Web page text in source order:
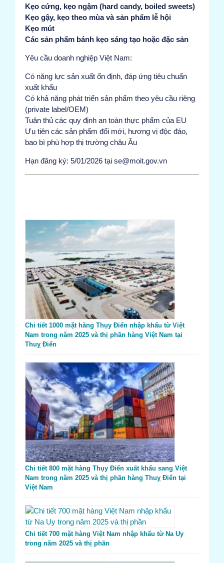
Kẹo cứng, kẹo ngậm (hard candy, boiled sweets)
Kẹo gậy, kẹo theo mùa và sản phẩm lễ hội
Kẹo mút
Các sản phẩm bánh kẹo sáng tạo hoặc đặc sản
Yêu cầu doanh nghiệp Việt Nam:
Có năng lực sản xuất ổn định, đáp ứng tiêu chuẩn
xuất khẩu
Có khả năng phát triển sản phẩm theo yêu cầu riêng
(private label/OEM)
Tuân thủ các quy định an toàn thực phẩm của EU
Ưu tiên các sản phẩm đổi mới, hương vị độc đáo,
bao bì phù hợp thị trường châu Âu
Hạn đăng ký: 5/01/2026 tại se@moit.gov.vn
Chi tiết 1000 mặt hàng Thụy Điển nhập khẩu từ Việt
Nam trong năm 2025 và thị phần hàng Việt Nam tại
Thuỵ Điển
Chi tiết 800 mặt hàng Thụy Điển xuất khẩu sang Việt
Nam trong năm 2025 và thị phần hàng Thuỵ Điển tại
Việt Nam
Chi tiết 700 mặt hàng Việt Nam nhập khẩu từ Na Uy
trong năm 2025 và thị phần